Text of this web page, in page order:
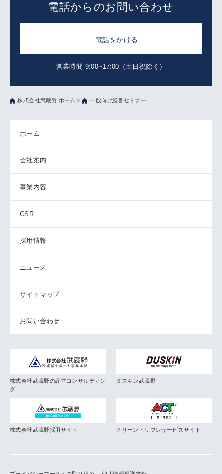
電話からのお問い合わせ
電話をかける
営業時間 9:00~17:00（土日祝除く）
株式会社武蔵野 ホーム > 一般向け経営セミナー
ホーム
会社案内
事業内容
CSR
採用情報
ニュース
サイトマップ
お問い合わせ
株式会社武蔵野の経営コンサルティン
グ
ダスキン武蔵野
株式会社武蔵野採用サイト クリーン・リフレサービスサイト